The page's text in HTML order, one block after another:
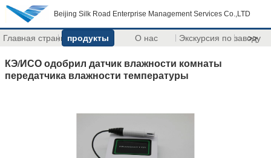
Beijing Silk Road Enterprise Management Services Co.,LTD
Главная страницапродукты О нас Экскурсия по заводу
>>
КЭ/ИСО одобрил датчик влажности комнаты
передатчика влажности температуры